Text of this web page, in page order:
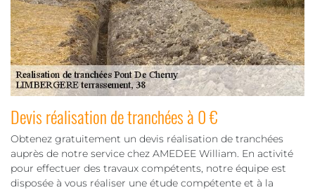
Devis réalisation de tranchées à 0 €
Obtenez gratuitement un devis réalisation de tranchées
auprès de notre service chez AMEDEE William. En activité
pour effectuer des travaux compétents, notre équipe est
disposée à vous réaliser une étude compétente et à la